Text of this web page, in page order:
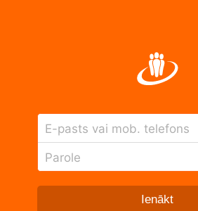
E-pasts vai mob. telefons
Parole
Ienākt